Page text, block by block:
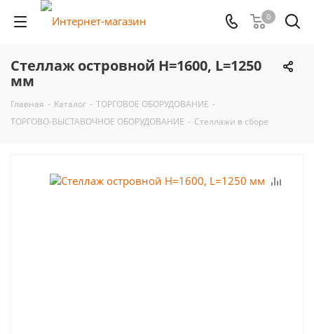
0
Стеллаж островной H=1600, L=1250
мм
Главная - Каталог - ТОРГОВОЕ ОБОРУДОВАНИЕ -
ТОРГОВО-ВЫСТАВОЧНОЕ ОБОРУДОВАНИЕ - Стеллажи в сборе